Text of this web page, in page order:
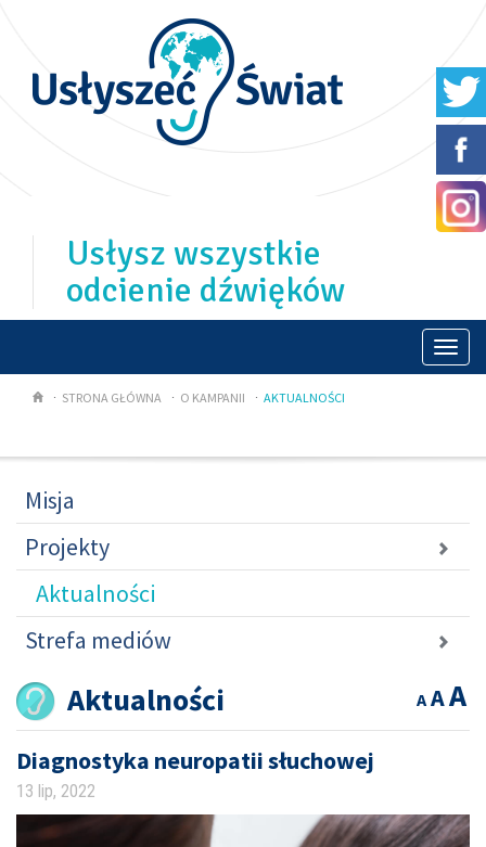
Usłysz wszystkie
odcienie dźwięków
STRONA GŁÓWNA O KAMPANII AKTUALNOŚCI
Misja
Projekty
Aktualności
Strefa mediów
Aktualności A
A
A
Diagnostyka neuropatii słuchowej
13 lip, 2022